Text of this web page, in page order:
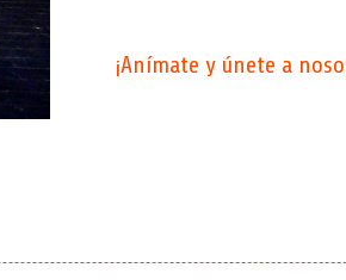
¡Anímate y únete a